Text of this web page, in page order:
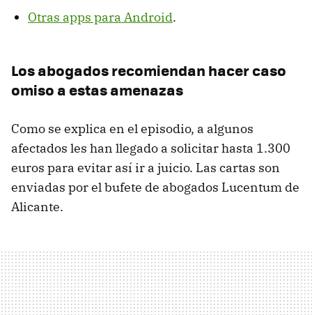
Otras apps para Android.
Los abogados recomiendan hacer caso
omiso a estas amenazas
Como se explica en el episodio, a algunos
afectados les han llegado a solicitar hasta 1.300
euros para evitar así ir a juicio. Las cartas son
enviadas por el bufete de abogados Lucentum de
Alicante.